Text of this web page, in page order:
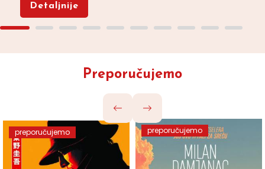
Detaljnije
Preporučujemo
preporučujemo preporučujemo